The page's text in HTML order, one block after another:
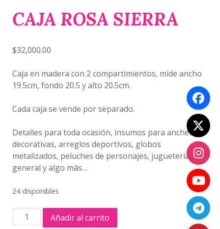
CAJA ROSA SIERRA
$32,000.00
Caja en madera con 2 compartimientos, mide ancho
19.5cm, fondo 20.5 y alto 20.5cm.
Cada caja se vende por separado.
Detalles para toda ocasión, insumos para anchetas
decorativas, arreglos deportivos, globos
metalizados, peluches de personajes, juguetería
general y algo más…
24 disponibles
CAJA
ROSA
Añadir al carrito